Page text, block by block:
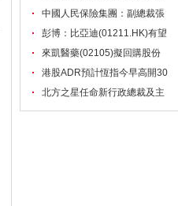
道
中國人民保險集團：副總裁張
道
彭博：比亞迪(01211.HK)有望
再
來凱醫藥(02105)擬回購股份
港股ADR預計恆指今早高開30
1
北方之星任命新行政總裁及主